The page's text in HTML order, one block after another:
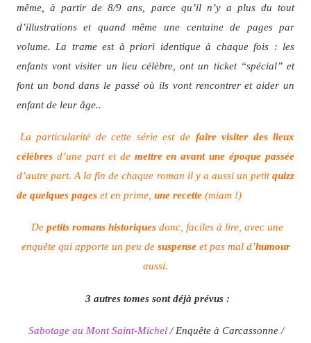
même, à partir de 8/9 ans, parce qu’il n’y a plus du tout
d’illustrations et quand même une centaine de pages par
volume. La trame est à priori identique à chaque fois : les
enfants vont visiter un lieu célèbre, ont un ticket “spécial” et
font un bond dans le passé où ils vont rencontrer et aider un
enfant de leur âge..
La particularité de cette série est de faire visiter des lieux
célèbresd’une part et de mettre en avant une époque passée
d’autre part. A la fin de chaque roman il y a aussi un petitquizz
de quelques pageset en prime, une recette(miam !)
De petits romans historiques donc, faciles à lire, avec une
enquête qui apporte un peu de suspenseet pas mal d’humour
aussi.
3 autres tomes sont déjà prévus :
Sabotage au Mont Saint-Michel/ Enquête à Carcassonne /